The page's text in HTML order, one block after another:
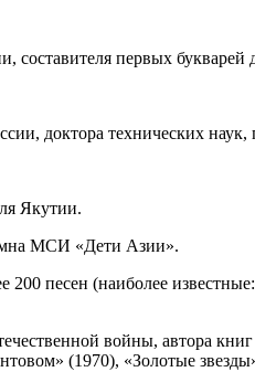
первых букварей
доктора технических наук,
Якутии.
МСИ «Дети Азии».
песен (наиболее
войны, автора книг
(1970), «Золотые